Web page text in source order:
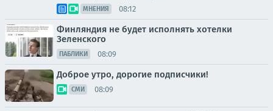
МНЕНИЯ 08:12
Финляндия не будет исполнять хотелки
Зеленского
ПАБЛИКИ 08:09
Доброе утро, дорогие подписчики!
СМИ 08:09